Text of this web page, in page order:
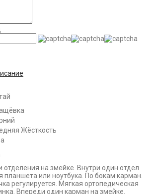
Жёсткость
отделения на змейке. Внутри один отдел
планшета или ноутбука. По бокам карман.
регулируется. Мягкая ортопедическая
Впереди один карман на змейке.